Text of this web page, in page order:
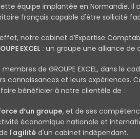
équipe implantée en Normandie, il
français capable d'être sollicité
notre cabinet d’Expertise
EXCEL : un groupe une alliance de
membres de GROUPE EXCEL, dans
connaissances et leurs expériences.
bénéficier à notre clientèle de :
d’un groupe, et de ses
économique nationale et
l'agilité d'un cabinet indépendant.